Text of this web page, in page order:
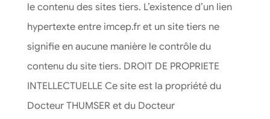
le contenu des sites tiers. L’existence d’un lien
hypertexte entre imcep.fr et un site tiers ne
signifie en aucune manière le contrôle du
contenu du site tiers. DROIT DE PROPRIETE
INTELLECTUELLE Ce site est la propriété du
Docteur THUMSER et du Docteur